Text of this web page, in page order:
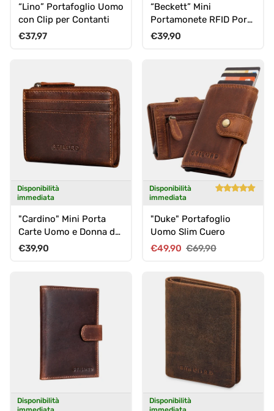
“Lino” Portafoglio Uomo
con Clip per Contanti
Prezzo normale
€37,97
“Beckett” Mini
Portamonete RFID Porta
Carte
Prezzo normale
€39,90
Disponibilità
immediata
"Cardino" Mini Porta
Carte Uomo e Donna da
Vera Pelle - RFID Blocco
Prezzo normale
€39,90
Disponibilità
immediata
"Duke" Portafoglio
Uomo Slim Cuero
Prezzo di vendita
€49,90 Prezzo normale
€69,90
Disponibilità
Disponibilità